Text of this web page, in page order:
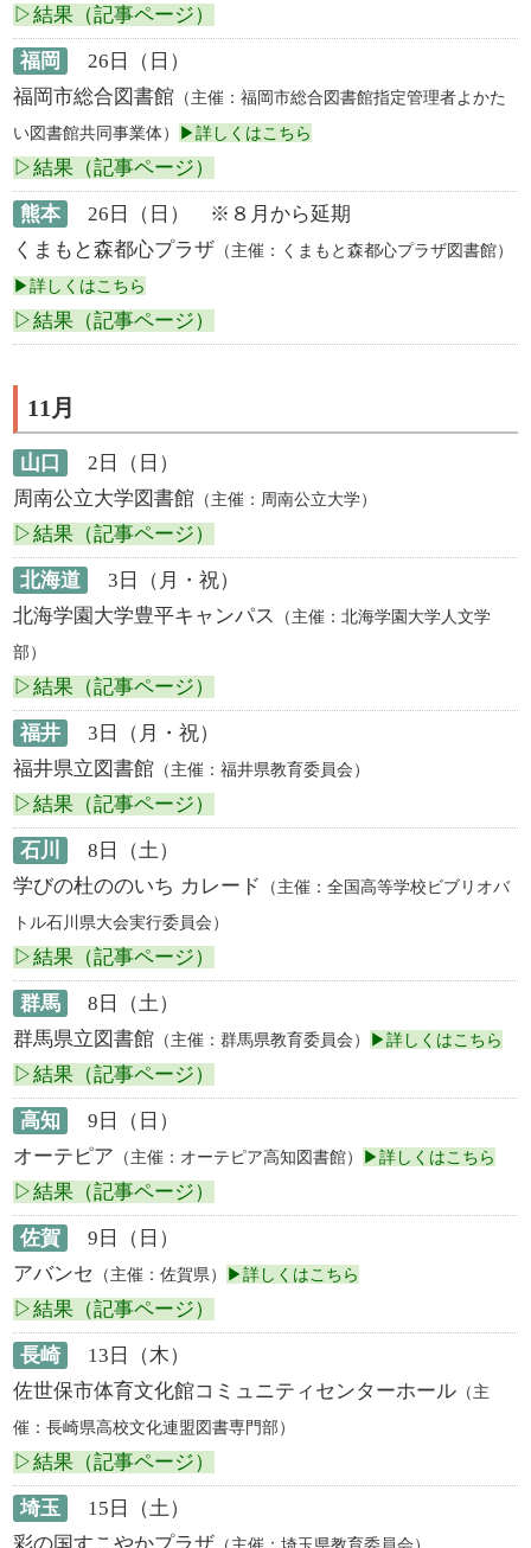
▷結果（記事ページ）
福岡
26日（日）
福岡市総合図書館 （主催：福岡市総合図書館指定管理者よかた
い図書館共同事業体）
▶詳しくはこちら
▷結果（記事ページ）
熊本
26日（日） ※８月から延期
くまもと森都心プラザ （主催：くまもと森都心プラザ図書館）
▶詳しくはこちら
▷結果（記事ページ）
11月
山口
2日（日）
周南公立大学図書館 （主催：周南公立大学）
▷結果（記事ページ）
北海道
3日（月・祝）
北海学園大学豊平キャンパス
（主催：北海学園大学人文学
部）
▷結果（記事ページ）
福井
3日（月・祝）
福井県立図書館 （主催：福井県教育委員会）
▷結果（記事ページ）
石川
8日（土）
学びの杜ののいち カレード
（主催：全国高等学校ビブリオバ
トル石川県大会実行委員会）
▷結果（記事ページ）
群馬
8日（土）
群馬県立図書館 （主催：群馬県教育委員会） ▶詳しくはこちら
▷結果（記事ページ）
高知
9日（日）
オーテピア （主催：オーテピア高知図書館） ▶詳しくはこちら
▷結果（記事ページ）
佐賀
9日（日）
アバンセ
（主催：佐賀県） ▶詳しくはこちら
▷結果（記事ページ）
長崎
13日（木）
佐世保市体育文化館コミュニティセンターホール （主
催：長崎県高校文化連盟図書専門部）
▷結果（記事ページ）
埼玉
15日（土）
彩の国すこやかプラザ （主催：埼玉県教育委員会）